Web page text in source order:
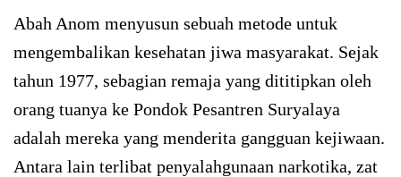
Abah Anom menyusun sebuah metode untuk
mengembalikan kesehatan jiwa masyarakat. Sejak
tahun 1977, sebagian remaja yang dititipkan oleh
orang tuanya ke Pondok Pesantren Suryalaya
adalah mereka yang menderita gangguan kejiwaan.
Antara lain terlibat penyalahgunaan narkotika, zat